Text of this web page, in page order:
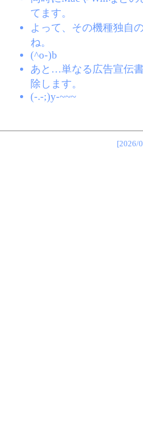
てます。
よって、その機種独自
ね。
(^o-)b
あと…単なる広告宣伝
除します。
(-.-;)y-~~~
[2026/